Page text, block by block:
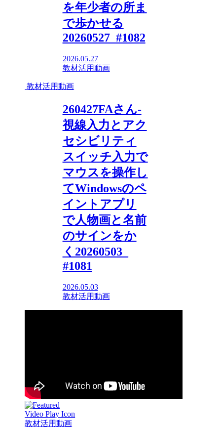
を年少者の所ま
で歩かせる
20260527_#1082
2026.05.27
教材活用動画
教材活用動画
260427FAさん-
視線入力とアク
セシビリティ
スイッチ入力で
マウスを操作し
てWindowsのペ
イントアプリ
で人物画と名前
のサインをか
く20260503_
#1081
2026.05.03
教材活用動画
教材活用動画